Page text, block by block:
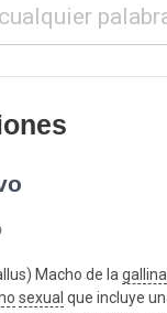
Macho de la gallina
sexual que incluye